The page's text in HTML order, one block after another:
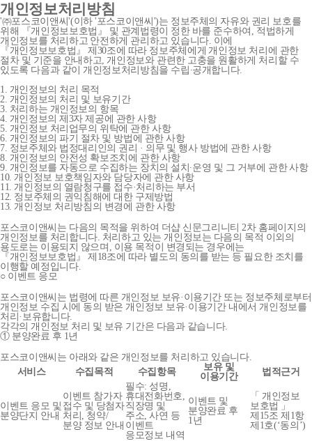
개인정보처리방침
'㈜포스코이앤씨'(이하 '포스코이앤씨')는 정보주체의 자유와 권리 보호를
위해 『개인정보보호법』 및 관계법령이 정한 바를 준수하여, 적법하게
개인정보를 처리하고 안전하게 관리하고 있습니다. 이에
『개인정보보호법』 제30조에 따라 정보주체에게 개인정보 처리에 관한
절차 및 기준을 안내하고, 개인정보와 관련한 고충을 원활하게 처리할 수
있도록 다음과 같이 개인정보처리방침을 수립∙공개합니다.
1. 개인정보의 처리 목적
2. 개인정보의 처리 및 보유기간
3. 처리하는 개인정보의 항목
4. 개인정보의 제3자 제공에 관한 사항
5. 개인정보 처리업무의 위탁에 관한 사항
6. 개인정보의 파기 절차 및 방법에 관한 사항
7. 정보주체와 법정대리인의 권리 · 의무 및 행사 방법에 관한 사항
8. 개인정보의 안전성 확보조치에 관한 사항
9. 개인정보를 자동으로 수집하는 장치의 설치∙운영 및 그 거부에 관한 사항
10. 개인정보 보호책임자와 담당자에 관한 사항
11. 개인정보의 열람청구를 접수·처리하는 부서
12. 정보주체의 권익침해에 대한 구제방법
13. 개인정보 처리방침의 변경에 관한 사항
포스코이앤씨는 다음의 목적을 위하여 더샵 신문그리니티 2차 홈페이지의
개인정보를 처리합니다. 처리하고 있는 개인정보는 다음의 목적 이외의
용도로는 이용되지 않으며, 이용 목적이 변경되는 경우에는
『개인정보보호법』 제18조에 따라 별도의 동의를 받는 등 필요한 조치를
이행할 예정입니다.
○ 이벤트 응모
포스코이앤씨는 법령에 따른 개인정보 보유·이용기간 또는 정보주체로부터
개인정보 수집 시에 동의 받은 개인정보 보유·이용기간 내에서 개인정보를
처리·보유합니다.
각각의 개인정보 처리 및 보유 기간은 다음과 같습니다.
① 분양완료 후 1년
포스코이앤씨는 아래와 같은 개인정보를 처리하고 있습니다.
서비스
수집목적 수집항목
보유 및
이용기간
법적근거
이벤트 응모 및
분양단지 안내
이벤트 참가자
접수 및 당첨자
처리, 청약/
분양 정보 안내
필수: 성명,
휴대전화번호,
직장명 및
주소, 사연 등
이벤트
응모정보 내역
이벤트 및
분양완료 후
1년
「 개인정보
보호법 」
제15조 제1항
제1호(‘동의’)